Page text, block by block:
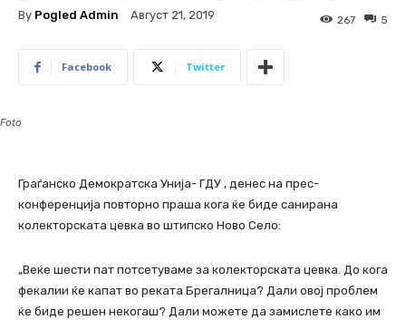
By Pogled Admin Август 21, 2019 5
267
Facebook Twitter
Foto
Граѓанско Демократска Унија- ГДУ , денес на прес-
конференција повторно праша кога ќе биде санирана
колекторската цевка во штипско Ново Село:
„Веќе шести пат потсетуваме за колекторската цевка. До кога
фекалии ќе капат во реката Брегалница? Дали овој проблем
ќе биде решен некогаш? Дали можете да замислете како им